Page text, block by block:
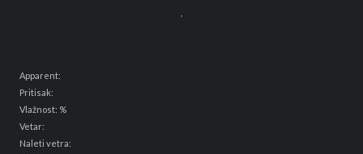
Apparent:
Pritisak:
Vlažnost: %
Vetar:
Naleti vetra: